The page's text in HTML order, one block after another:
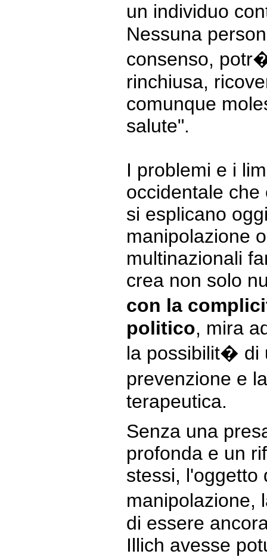
un individuo
Nessuna
consenso,
rinchiusa,
comunque
salute".
I problemi e i
occidentale
si esplicano
manipolazione
multinazionali
crea non solo
con la
politico, mira
la possibilit� di
prevenzione e
terapeutica.
Senza una
profonda e un
stessi, l'oggetto
manipolazione,
di essere
Illich avesse